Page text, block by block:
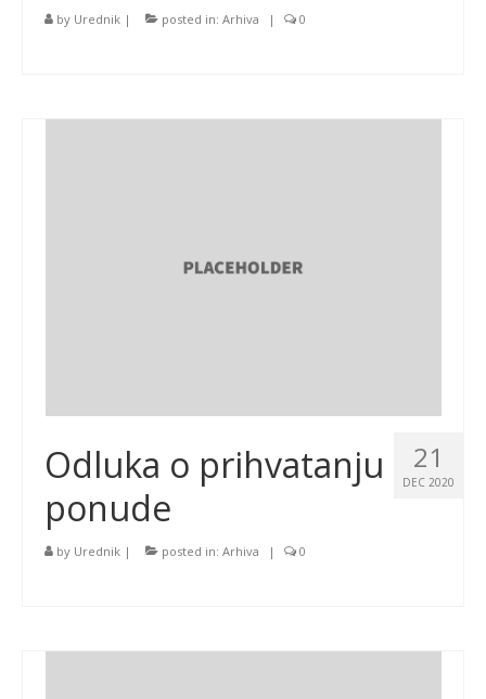
by Urednik | posted in: Arhiva | 0
21
DEC 2020
Odluka o prihvatanju
ponude
by Urednik | posted in: Arhiva | 0